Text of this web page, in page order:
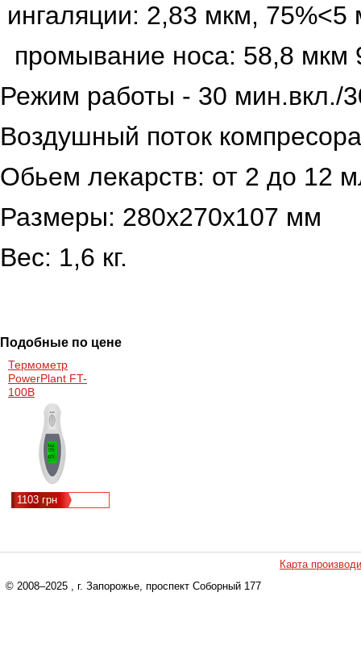
ингаляции: 2,83 мкм, 75%<5
промывание носа: 58,8 мкм
Режим работы - 30 мин.вкл./
Воздушный поток
Обьем лекарств: от 2 до 12
Размеры: 280х270х107 мм
Вес: 1,6 кг.
Подобные по цене
Термометр
PowerPlant FT-
100B
1103 грн
Карта
© 2008–2025 , г. Запорожье, проспект Соборный 177